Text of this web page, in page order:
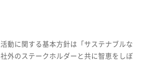
動に関する基本方針は「サステナブルな
外のステークホルダーと共に智恵をしぼ